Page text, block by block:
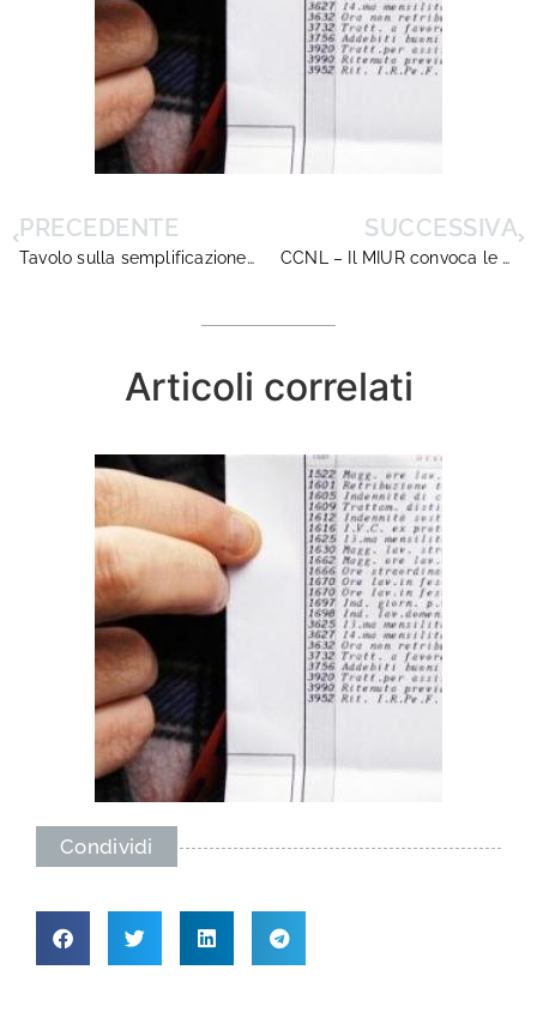
PRECEDENTE
Tavolo sulla semplificazione Resoconto incontro del giorno 9 marzo 2018
SUCCESSIVA
CCNL – Il MIUR convoca le OO.SS. per informativa atto di indirizzo
Articoli correlati
Condividi